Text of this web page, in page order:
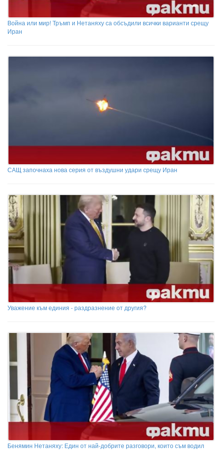
Война или мир! Тръмп и Нетаняху са обсъдили всички варианти срещу
Иран
САЩ започнаха нова серия от въздушни удари срещу Иран
Уважение към единия - раздразнение от другия?
Бенямин Нетаняху: Един от най-добрите разговори, които съм водил